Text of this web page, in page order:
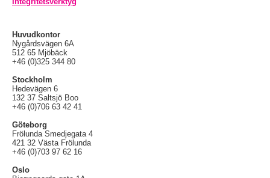
Huvudkontor
Nygårdsvägen 6A
512 65 Mjöbäck
+46 (0)325 344 80
Stockholm
Hedevägen 6
132 37 Saltsjö Boo
+46 (0)706 63 42 41
Göteborg
Frölunda Smedjegata 4
421 32 Västa Frölunda
+46 (0)703 97 62 16
Oslo